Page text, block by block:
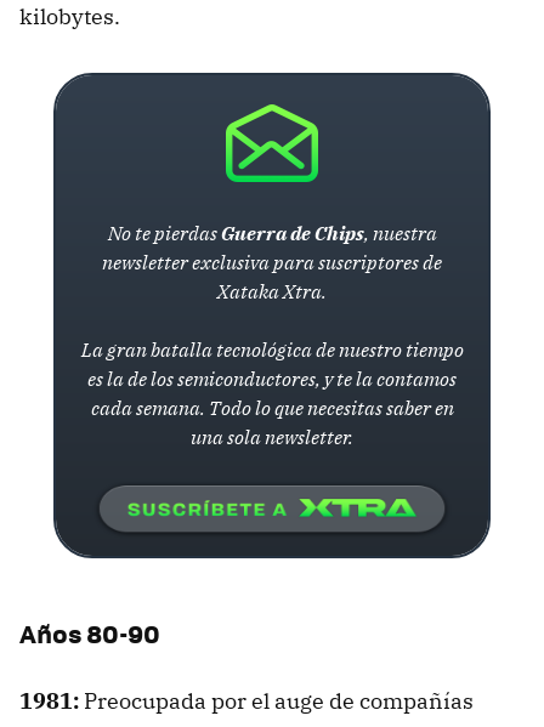
kilobytes.
No te pierdasGuerra de Chips, nuestra
newsletter exclusiva para suscriptores de
Xataka Xtra.
La gran batalla tecnológica de nuestro tiempo
es la de los semiconductores, y te la contamos
cada semana. Todo lo que necesitas saber en
una sola newsletter.
Años 80-90
1981: Preocupada por el auge de compañías